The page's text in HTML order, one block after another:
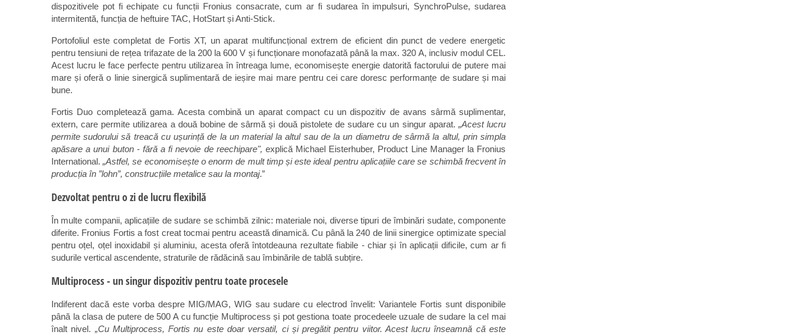
dispozitivele pot fi echipate cu funcții Fronius consacrate, cum ar fi sudarea în impulsuri, SynchroPulse, sudarea
intermitentă, funcția de heftuire TAC, HotStart și Anti-Stick.
Portofoliul este completat de Fortis XT, un aparat multifuncțional extrem de eficient din punct de vedere energetic
pentru tensiuni de rețea trifazate de la 200 la 600 V și funcționare monofazată până la max. 320 A, inclusiv modul CEL.
Acest lucru le face perfecte pentru utilizarea în întreaga lume, economisește energie datorită factorului de putere mai
mare și oferă o linie sinergică suplimentară de ieșire mai mare pentru cei care doresc performanțe de sudare și mai
bune.
Fortis Duo completează gama. Acesta combină un aparat compact cu un dispozitiv de avans sârmă suplimentar,
extern, care permite utilizarea a două bobine de sârmă și două pistolete de sudare cu un singur aparat. „Acest lucru
permite sudorului să treacă cu ușurință de la un material la altul sau de la un diametru de sârmă la altul, prin simpla
apăsare a unui buton -fără a fi nevoie de reechipare", explică Michael Eisterhuber, Product Line Manager la Fronius
International.„Astfel, se economisește o enorm de mult timp și este ideal pentru aplicațiile care se schimbă frecvent în
producția în ”lohn”, construcțiile metalice sau la montaj.”
Dezvoltat pentru o zi de lucru flexibilă
În multe companii, aplicațiile de sudare se schimbă zilnic: materiale noi, diverse tipuri de îmbinări sudate, componente
diferite. Fronius Fortis a fost creat tocmai pentru această dinamică. Cu până la 240 de linii sinergice optimizate special
pentru oțel, oțel inoxidabil și aluminiu, acesta oferă întotdeauna rezultate fiabile - chiar și în aplicații dificile, cum ar fi
sudurile vertical ascendente, straturile de rădăcină sau îmbinările de tablă subțire.
Multiprocess - un singur dispozitiv pentru toate procesele
Indiferent dacă este vorba despre MIG/MAG, WIG sau sudare cu electrod învelit: Variantele Fortis sunt disponibile
până la clasa de putere de 500 A cu funcție Multiprocess și pot gestiona toate procedeele uzuale de sudare la cel mai
înalt nivel. „Cu Multiprocess, Fortis nu este doar versatil, ci și pregătit pentru viitor. Acest lucru înseamnă că este